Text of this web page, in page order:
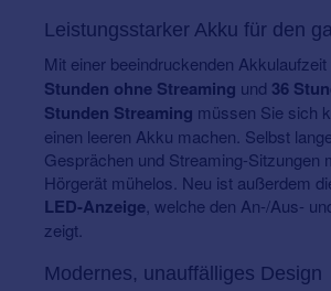
Leistungsstarker Akku für den
Mit einer beeindruckenden
Stunden ohne Streaming und 36
Stunden Streaming müssen Sie sich
einen leeren Akku machen. Selbst
Gesprächen und Streaming-Sitzungen
Hörgerät mühelos. Neu ist außerdem
LED-Anzeige , welche den An-/Aus-
zeigt.
Modernes, unauffälliges Design